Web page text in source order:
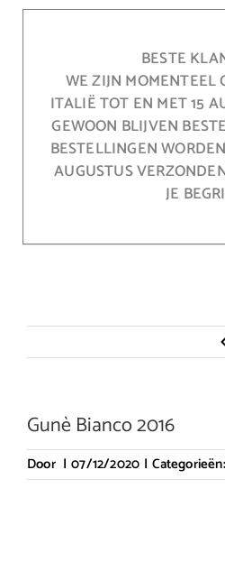
BESTE
WE ZIJN
ITALIË TOT EN MET 15
GEWOON BLIJVEN
BESTELLINGEN
AUGUSTUS
JE
Gunè Bianco 2016
Door | 07/12/2020 |